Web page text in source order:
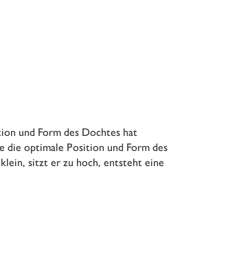
und Form des Dochtes hat
die optimale Position und Form des
sitzt er zu hoch, entsteht eine